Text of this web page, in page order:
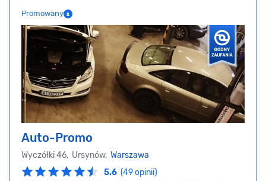
Promowany
Auto-Promo
Wyczółki 46, Ursynów, Warszawa
5.6 (49 opinii)